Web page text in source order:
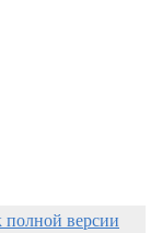
полной версии